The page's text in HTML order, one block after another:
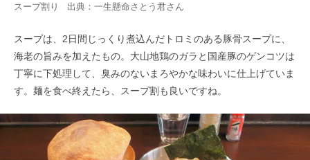
スープ割り 出典： 一生懸命さとう君さん
スープは、2日間じっくり煮込んだトロミのある豚骨スープに、
海老の旨みを加えたもの。大山地鶏のガラと国産豚のゲンコツは
丁寧に下処理して、臭みのないまろやかな味わいに仕上げていま
す。麺を食べ終えたら、スープ割も良いですね。